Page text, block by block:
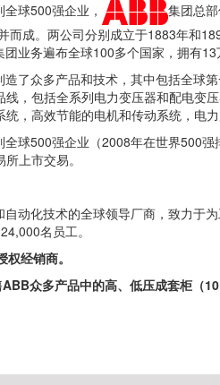
球500强企业， 集团总
而成。两公司分别成立于1883年和
团业务遍布全球100多个国家，拥有
造了众多产品和技术，其中包括全球
线，包括全系列电力变压器和配电变
统，高效节能的电机和传动系统，电
全球500强企业（2008年在世界500
上市交易。
自动化技术的全球领导厂商，致力于
名员工。
权经销商。
ABB众多产品中的高、低压成套柜（